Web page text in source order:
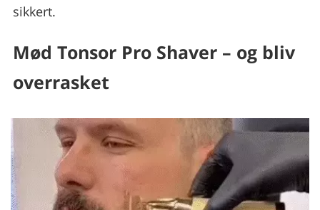
sikkert.
Mød Tonsor Pro Shaver – og bliv
overrasket